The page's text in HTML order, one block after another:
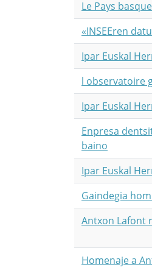
Le Pays
«INSEEren
Ipar Euskal
l observatoire
Ipar Euskal
Enpresa
baino
Ipar Euskal
Gaindegia
Antxon Lafont
Homenaje a